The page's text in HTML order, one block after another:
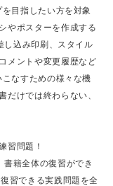
目指したい方を対象
やポスターを作成する
込み印刷、スタイル
メントや変更履歴など
なすための様々な機
だけでは終わらない、
習問題！
籍全体の復習ができ
習できる実践問題を全